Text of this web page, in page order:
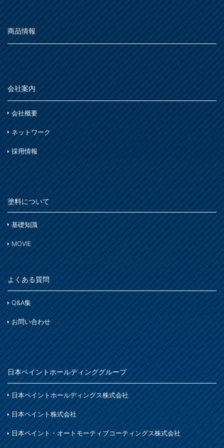
商品情報
会社案内
会社概要
ネットワーク
採用情報
塗料について
基礎知識
MOVIE
よくある質問
Q&A集
お問い合わせ
日本ペイントホールディンググループ
日本ペイントホールディングス株式会社
日本ペイント株式会社
日本ペイント・オートモーティブコーティングス株式会社